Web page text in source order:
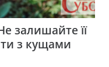
залишайте її
з кущами